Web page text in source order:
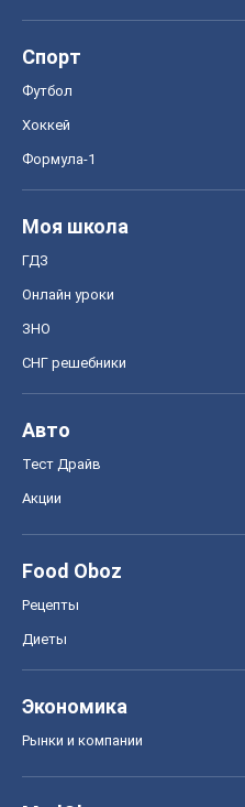
Спорт
Футбол
Хоккей
Формула-1
Моя школа
ГДЗ
Онлайн уроки
ЗНО
СНГ решебники
Авто
Тест Драйв
Акции
Food Oboz
Рецепты
Диеты
Экономика
Рынки и компании